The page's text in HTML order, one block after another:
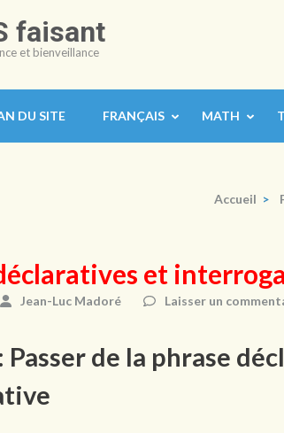
faisant
et bienveillance
DU SITE FRANÇAIS MATH
Accueil >
et
Jean-Luc Madoré Laisser un
de la phrase